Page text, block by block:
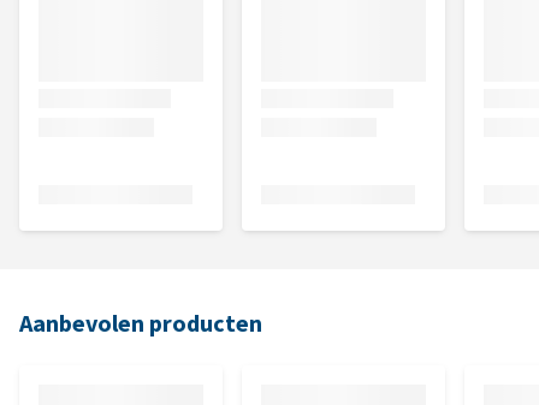
Aanbevolen producten